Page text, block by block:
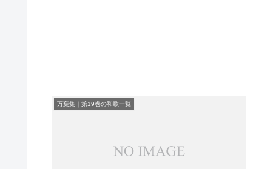
万葉集｜第19巻の和歌一覧